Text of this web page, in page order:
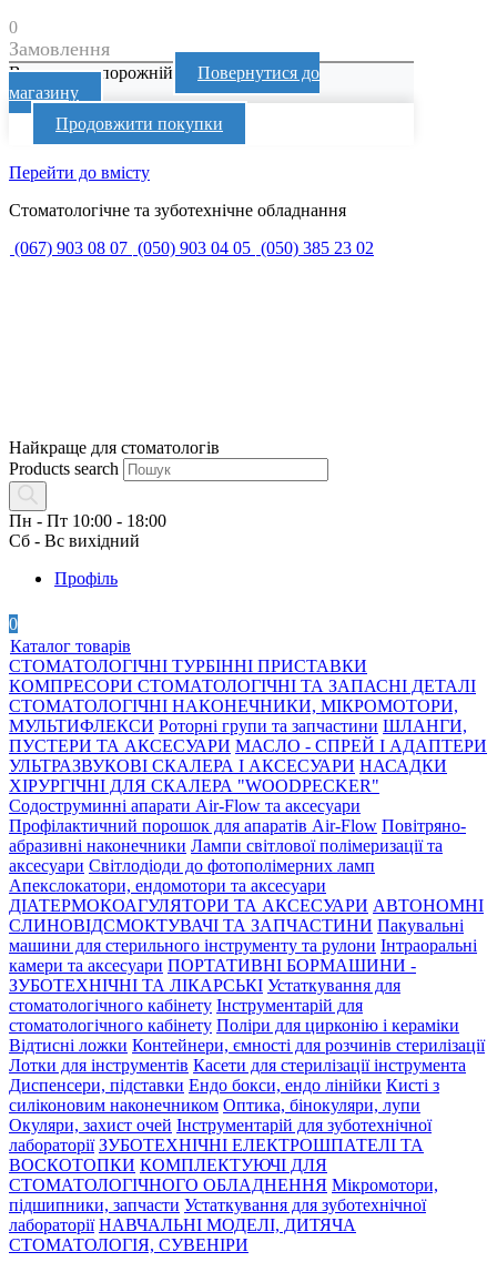
0
Замовлення
Ваш кошик порожній
Повернутися до
магазину
Продовжити покупки
Перейти до вмісту
Стоматологічне та зуботехнічне обладнання
(067) 903 08 07 (050) 903 04 05 (050) 385 23 02
Найкраще для стоматологів
Products search
Пн - Пт 10:00 - 18:00
Сб - Вс вихідний
Профіль
0
Каталог товарів
СТОМАТОЛОГІЧНІ ТУРБІННІ ПРИСТАВКИ
КОМПРЕСОРИ СТОМАТОЛОГІЧНІ ТА ЗАПАСНІ ДЕТАЛІ
СТОМАТОЛОГІЧНІ НАКОНЕЧНИКИ, МІКРОМОТОРИ,
МУЛЬТИФЛЕКСИ Роторні групи та запчастини ШЛАНГИ,
ПУСТЕРИ ТА АКСЕСУАРИ МАСЛО - СПРЕЙ І АДАПТЕРИ
УЛЬТРАЗВУКОВІ СКАЛЕРА І АКСЕСУАРИ НАСАДКИ
ХІРУРГІЧНІ ДЛЯ СКАЛЕРА "WOODPECKER"
Содоструминні апарати Air-Flow та аксесуари
Профілактичний порошок для апаратів Air-Flow Повітряно-
абразивні наконечники Лампи світлової полімеризації та
аксесуари Світлодіоди до фотополімерних ламп
Апекслокатори, ендомотори та аксесуари
ДІАТЕРМОКОАГУЛЯТОРИ ТА АКСЕСУАРИ АВТОНОМНІ
СЛИНОВІДСМОКТУВАЧІ ТА ЗАПЧАСТИНИ Пакувальні
машини для стерильного інструменту та рулони Інтраоральні
камери та аксесуари ПОРТАТИВНІ БОРМАШИНИ -
ЗУБОТЕХНІЧНІ ТА ЛІКАРСЬКІ Устаткування для
стоматологічного кабінету Інструментарій для
стоматологічного кабінету Поліри для цирконію і кераміки
Відтисні ложки Контейнери, ємності для розчинів стерилізації
Лотки для інструментів Касети для стерилізації інструмента
Диспенсери, підставки Ендо бокси, ендо лінійки Кисті з
силіконовим наконечником Оптика, бінокуляри, лупи
Окуляри, захист очей Інструментарій для зуботехнічної
лабораторії ЗУБОТЕХНІЧНІ ЕЛЕКТРОШПАТЕЛІ ТА
ВОСКОТОПКИ КОМПЛЕКТУЮЧІ ДЛЯ
СТОМАТОЛОГІЧНОГО ОБЛАДНЕННЯ Мікромотори,
підшипники, запчасти Устаткування для зуботехнічної
лабораторії НАВЧАЛЬНІ МОДЕЛІ, ДИТЯЧА
СТОМАТОЛОГІЯ, СУВЕНІРИ